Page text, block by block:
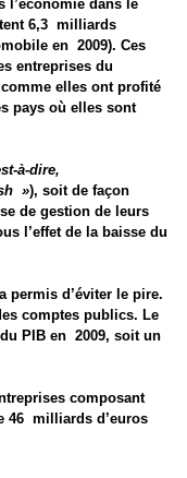
l’économie dans le
6,3 milliards
en 2009). Ces
entreprises du
elles ont profité
pays où elles sont
à-dire,
»), soit de façon
de gestion de leurs
l’effet de la baisse du
permis d’éviter le pire.
comptes publics. Le
PIB en 2009, soit un
composant
46 milliards d’euros